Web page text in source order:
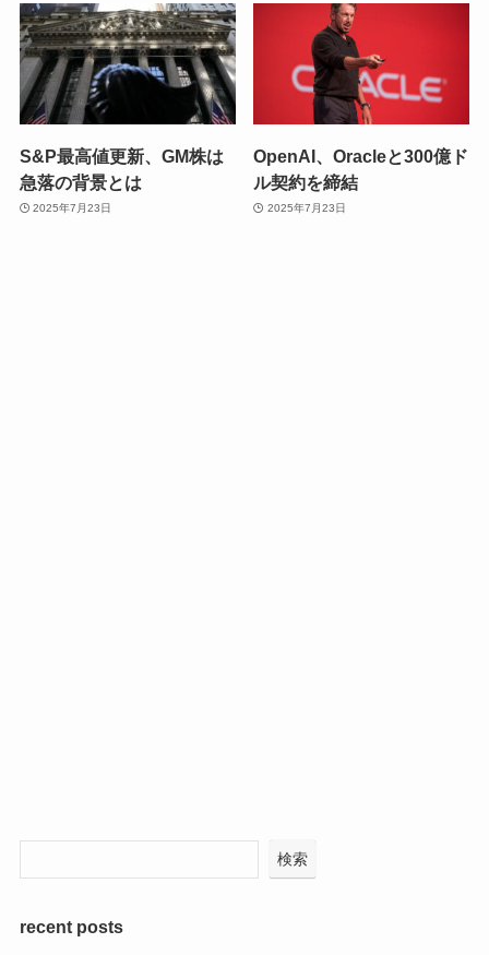
S&P最高値更新、GM株は
急落の背景とは
2025年7月23日
OpenAI、Oracleと300億ド
ル契約を締結
2025年7月23日
検索
recent posts